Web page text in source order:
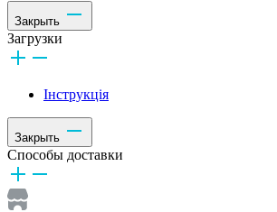
Закрыть
Загрузки
Інструкція
Закрыть
Способы доставки